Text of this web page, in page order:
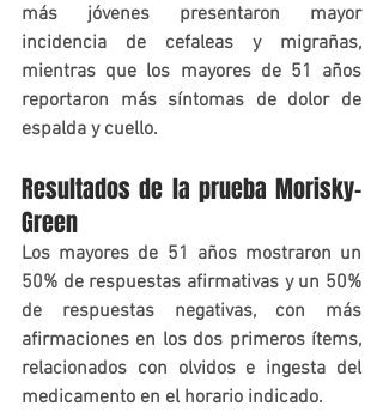
más jóvenes presentaron mayor
incidencia de cefaleas y migrañas,
mientras que los mayores de 51 años
reportaron más síntomas de dolor de
espalda y cuello.
Resultados de la prueba Morisky-
Green
Los mayores de 51 años mostraron un
50% de respuestas afirmativas y un 50%
de respuestas negativas, con más
afirmaciones en los dos primeros ítems,
relacionados con olvidos e ingesta del
medicamento en el horario indicado.